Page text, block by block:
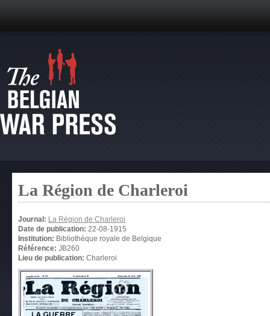
La Région de Charleroi
Journal: La Région de Charleroi
Date de publication: 22-08-1915
Institution: Bibliothèque royale de Belgique
Référence: JB260
Lieu de publication: Charleroi